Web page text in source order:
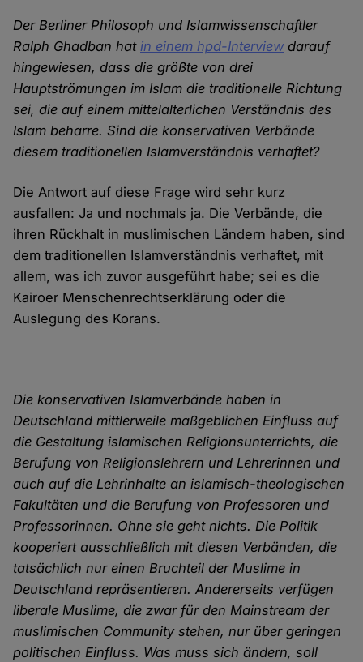
Der Berliner Philosoph und Islamwissenschaftler
Ralph Ghadban hatin einem hpd-Interviewdarauf
hingewiesen, dass die größte von drei
Hauptströmungen im Islam die traditionelle Richtung
sei, die auf einem mittelalterlichen Verständnis des
Islam beharre. Sind die konservativen Verbände
diesem traditionellen Islamverständnis verhaftet?
Die Antwort auf diese Frage wird sehr kurz
ausfallen: Ja und nochmals ja. Die Verbände, die
ihren Rückhalt in muslimischen Ländern haben, sind
dem traditionellen Islamverständnis verhaftet, mit
allem, was ich zuvor ausgeführt habe; sei es die
Kairoer Menschenrechtserklärung oder die
Auslegung des Korans.
Die konservativen Islamverbände haben in
Deutschland mittlerweile maßgeblichen Einfluss auf
die Gestaltung islamischen Religionsunterrichts, die
Berufung von Religionslehrern und Lehrerinnen und
auch auf die Lehrinhalte an islamisch-theologischen
Fakultäten und die Berufung von Professoren und
Professorinnen. Ohne sie geht nichts. Die Politik
kooperiert ausschließlich mit diesen Verbänden, die
tatsächlich nur einen Bruchteil der Muslime in
Deutschland repräsentieren. Andererseits verfügen
liberale Muslime, die zwar für den Mainstream der
muslimischen Community stehen, nur über geringen
politischen Einfluss. Was muss sich ändern, soll